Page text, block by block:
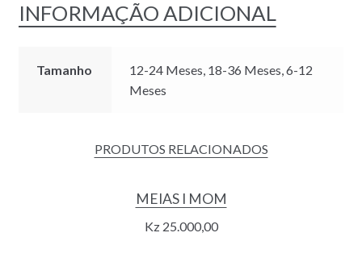
INFORMAÇÃO ADICIONAL
Tamanho
12-24 Meses, 18-36 Meses, 6-12
Meses
PRODUTOS RELACIONADOS
MEIAS I MOM
Kz25.000,00